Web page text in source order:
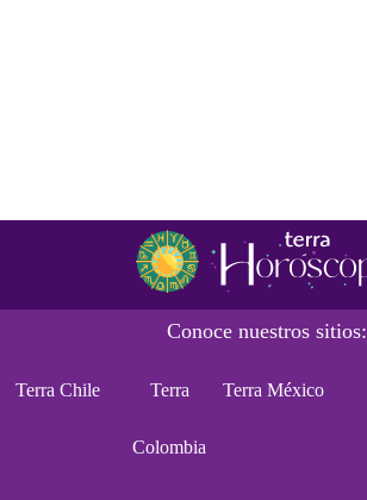
Conoce nuestros sitios:
Terra Chile Terra
Colombia
Terra México